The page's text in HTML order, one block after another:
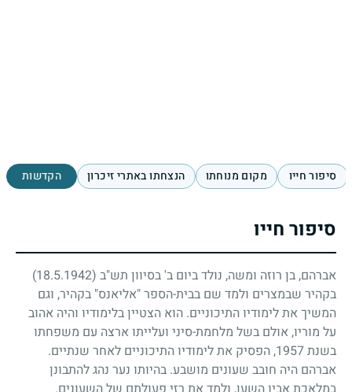
סיפור חייו מקום מנוחתו הנצחתו באתרי זיכרון הקדשות
סיפור חייו
אברהם, בן רוזה ומשה, נולד ביום ב' בסיוון תש"ב (18.5.1942)
בקהיר שבמצרים ולמד שם בבית-הספר "אליאנס" בקהיר, וגם
המשיך את לימודיו התיכוניים. הוא הצטיין בלימודיו והיה אהוב
על מוריו, אולם בשל מלחמת-סיני ועלייתו ארצה עם משפחתו
בשנת1957, הפסיק את לימודיו התיכוניים לאחר שנתיים.
אברהם היה חובב שעונים מושבע. בהיותו נער נהג להתבונן